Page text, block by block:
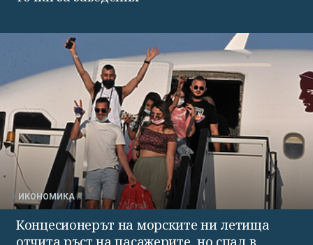
ИКОНОМИКА
Концесионерът на морските ни летища
отчита ръст на пасажерите, но спад в